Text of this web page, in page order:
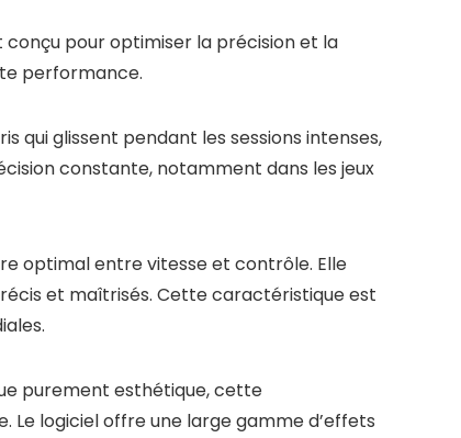
conçu pour optimiser la précision et la
performance.
qui glissent pendant les sessions intenses,
constante, notamment dans les jeux
optimal entre vitesse et contrôle. Elle
et maîtrisés. Cette caractéristique est
purement esthétique, cette
logiciel offre une large gamme d’effets